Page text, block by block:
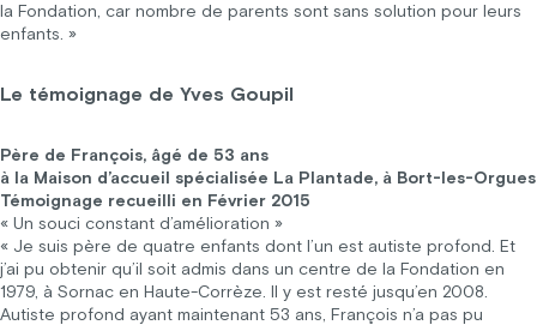
la Fondation, car nombre de parents sont sans solution pour leurs
enfants. »
Le témoignage de Yves Goupil
Père de François, âgé de 53 ans
à la Maison d’accueil spécialisée La Plantade, à Bort-les-Orgues
Témoignage recueilli en Février 2015
« Un souci constant d’amélioration »
« Je suis père de quatre enfants dont l’un est autiste profond. Et
j’ai pu obtenir qu’il soit admis dans un centre de la Fondation en
1979, à Sornac en Haute-Corrèze. Il y est resté jusqu’en 2008.
Autiste profond ayant maintenant 53 ans, François n’a pas pu